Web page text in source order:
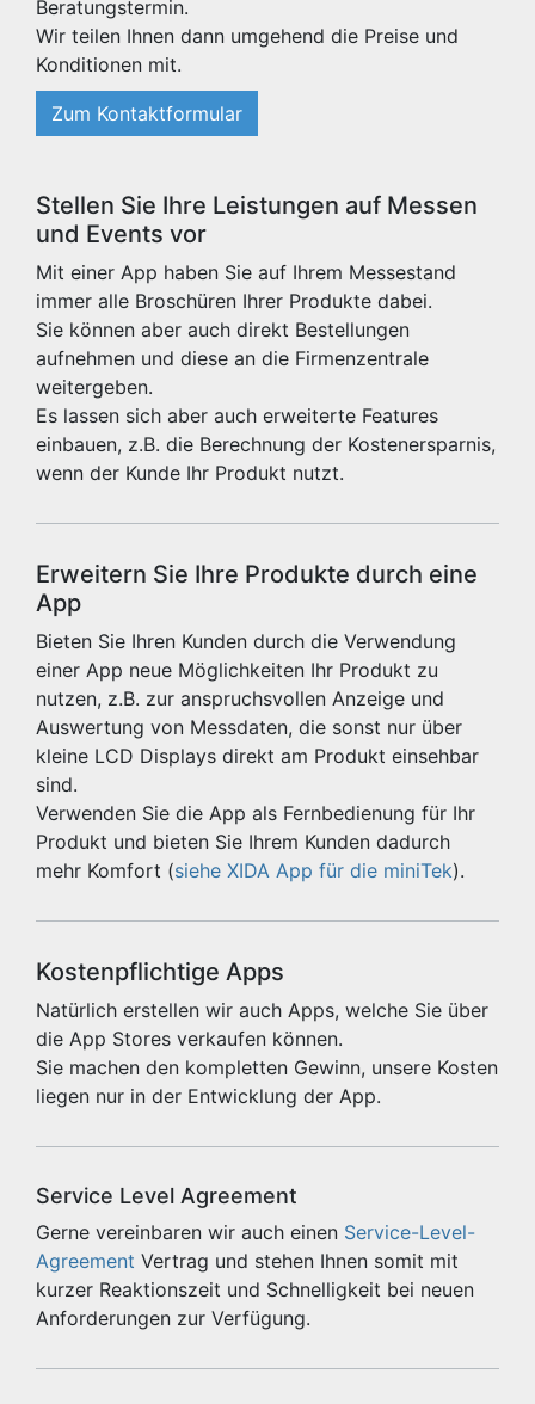
Beratungstermin.
Wir teilen Ihnen dann umgehend die Preise und
Konditionen mit.
Zum Kontaktformular
Stellen Sie Ihre Leistungen auf Messen
und Events vor
Mit einer App haben Sie auf Ihrem Messestand
immer alle Broschüren Ihrer Produkte dabei.
Sie können aber auch direkt Bestellungen
aufnehmen und diese an die Firmenzentrale
weitergeben.
Es lassen sich aber auch erweiterte Features
einbauen, z.B. die Berechnung der Kostenersparnis,
wenn der Kunde Ihr Produkt nutzt.
Erweitern Sie Ihre Produkte durch eine
App
Bieten Sie Ihren Kunden durch die Verwendung
einer App neue Möglichkeiten Ihr Produkt zu
nutzen, z.B. zur anspruchsvollen Anzeige und
Auswertung von Messdaten, die sonst nur über
kleine LCD Displays direkt am Produkt einsehbar
sind.
Verwenden Sie die App als Fernbedienung für Ihr
Produkt und bieten Sie Ihrem Kunden dadurch
mehr Komfort (siehe XIDA App für die miniTek).
Kostenpflichtige Apps
Natürlich erstellen wir auch Apps, welche Sie über
die App Stores verkaufen können.
Sie machen den kompletten Gewinn, unsere Kosten
liegen nur in der Entwicklung der App.
Service Level Agreement
Gerne vereinbaren wir auch einen Service-Level-
Agreement Vertrag und stehen Ihnen somit mit
kurzer Reaktionszeit und Schnelligkeit bei neuen
Anforderungen zur Verfügung.